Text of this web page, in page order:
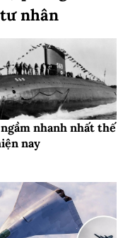
nhân
nhanh nhất thế
nay